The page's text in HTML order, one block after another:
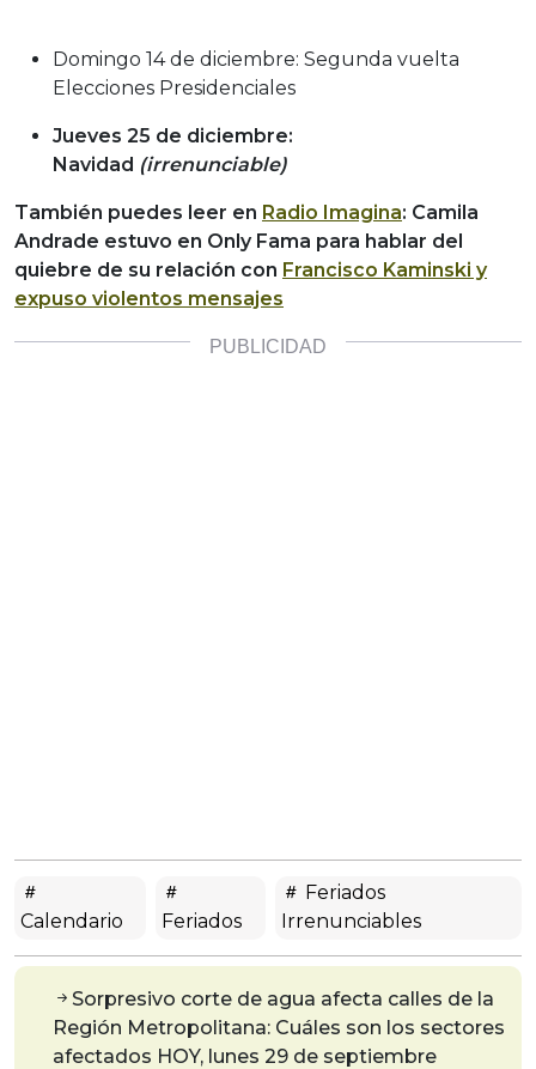
Domingo 14 de diciembre: Segunda vuelta
Elecciones Presidenciales
Jueves 25 de diciembre:
Navidad (irrenunciable)
También puedes leer en Radio Imagina: Camila
Andrade estuvo en Only Fama para hablar del
quiebre de su relación con Francisco Kaminski y
expuso violentos mensajes
Calendario Feriados
Feriados
Irrenunciables
Sorpresivo corte de agua afecta calles de la
Región Metropolitana: Cuáles son los sectores
afectados HOY, lunes 29 de septiembre